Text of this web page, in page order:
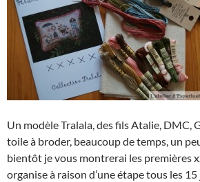
Un modèle Tralala, des fils Atalie, DMC,
toile à broder, beaucoup de temps, un
bientôt je vous montrerai les premières
organise à raison d’une étape tous les